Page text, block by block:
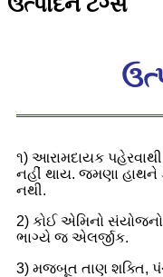
૧) આરામદાયક
નહીં થાય. જમણા હાથને
નથી.
2) કોઈ એમિનો
ભાગ્યે જ એલર્જીક.
3) મજબૂત તાણ શક્તિ,